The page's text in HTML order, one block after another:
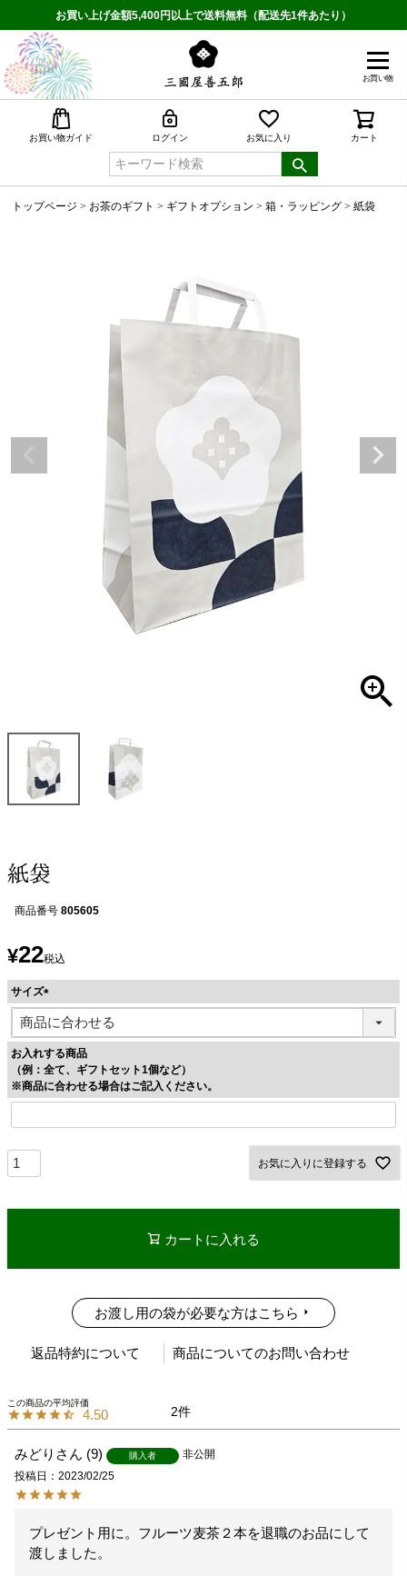
お買い上げ金額5,400円以上で送料無料（配送先1件あたり）
お買い物
お買い物ガイド ログイン お気に入り カート
トップページ お茶のギフト ギフトオプション 箱・ラッピング 紙袋
紙袋
商品番号 805605
¥22税込
サイズ
(
必
須
)
お入れする商品
（例：全て、ギフトセット1個など）
※商品に合わせる場合はご記入ください。
お気に入りに登録する
カートに入れる
お渡し用の袋が必要な方はこちら
返品特約について 商品についてのお問い合わせ
4.50 2
みどり 9 購入者
非公開
投稿日
2023/02/25
プレゼント用に。フルーツ麦茶２本を退職のお品にして
渡しました。